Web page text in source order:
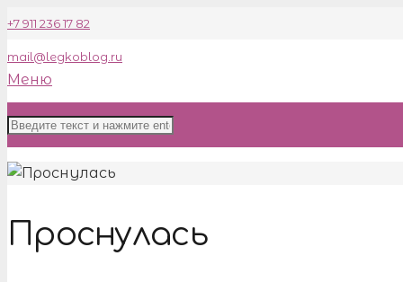
+7 911 236 17 82
mail@legkoblog.ru
Меню
Проснулась